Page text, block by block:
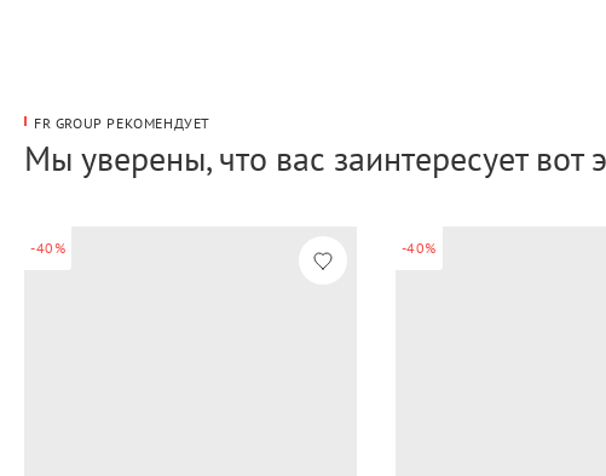
FR GROUP РЕКОМЕНДУЕТ
Мы уверены, что вас заинтересует вот
-40% -40%